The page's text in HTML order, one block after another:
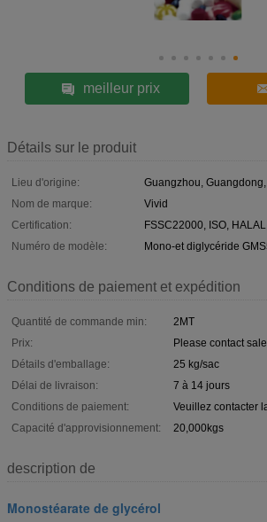
meilleur prix
Détails sur le produit
Lieu d'origine:
Guangzhou,
Nom de marque:
Vivid
Certification:
FSSC22000, ISO,
Numéro de modèle:
Mono-et diglycéride
Conditions de paiement et expédition
Quantité de commande min:
2MT
Prix:
Please contact
Détails d'emballage:
25 kg/sac
Délai de livraison:
7 à 14 jours
Conditions de paiement:
Veuillez contacter
Capacité d'approvisionnement:
20,000kgs
description de
Monostéarate de glycérol